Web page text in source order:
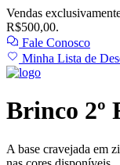
Vendas
R$500,00.
Fale Conosco
Minha Lista de
Brinco 2º
A base cravejada em